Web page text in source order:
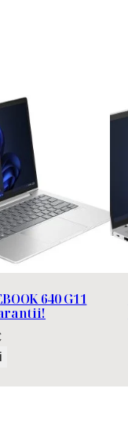
640 G11